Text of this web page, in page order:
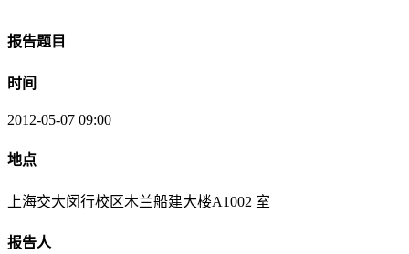
报告题目
时间
2012-05-07 09:00
地点
上海交大闵行校区木兰船建大楼A1002 室
报告人